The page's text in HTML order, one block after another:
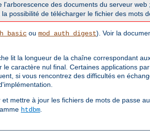
l'arborescence des documents du serveur web
possibilité de télécharger le fichier des mots
ou mod_auth_digest). Voir la
lit la longueur de la chaîne correspondant
caractère nul final. Certaines applications
si vous rencontrez des difficultés en
mettre à jour les fichiers de mots de passe
htdbm.